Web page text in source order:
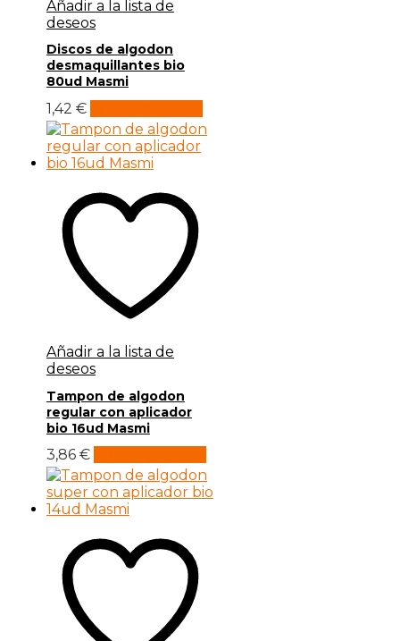
Añadir a la lista de
deseos
Discos de algodon
desmaquillantes bio
80ud Masmi
1,42 €
Añadir a la lista de
deseos
Tampon de algodon
regular con aplicador
bio 16ud Masmi
3,86 €